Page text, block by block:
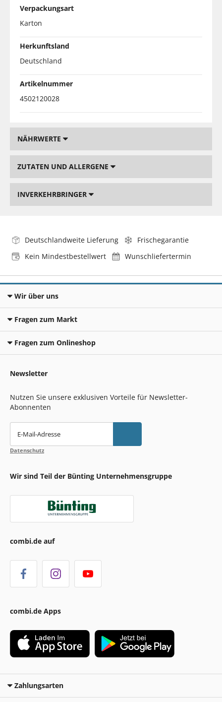
Verpackungsart
Karton
Herkunftsland
Deutschland
Artikelnummer
4502120028
NÄHRWERTE
ZUTATEN UND ALLERGENE
INVERKEHRBRINGER
Deutschlandweite Lieferung
Frischegarantie
Kein Mindestbestellwert
Wunschliefertermin
Wir über uns
Fragen zum Markt
Fragen zum Onlineshop
Newsletter
Nutzen Sie unsere exklusiven Vorteile für Newsletter-
Abonnenten
E-Mail-Adresse
Datenschutz
Wir sind Teil der Bünting Unternehmensgruppe
combi.de auf
combi.de Apps
Zahlungsarten